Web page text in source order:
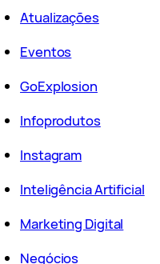
Atualizações
Eventos
GoExplosion
Infoprodutos
Instagram
Inteligência Artificial
Marketing Digital
Negócios